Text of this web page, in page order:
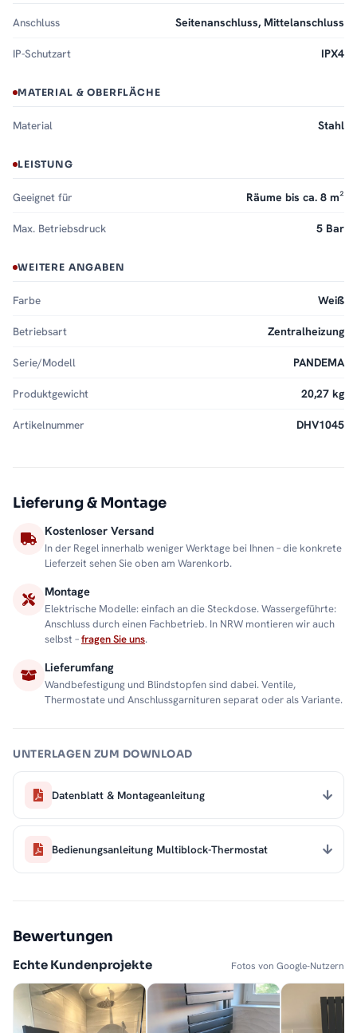
Anschluss Seitenanschluss, Mittelanschluss
IP-Schutzart IPX4
MATERIAL & OBERFLÄCHE
Material Stahl
LEISTUNG
Geeignet für Räume bis ca. 8 m²
Max. Betriebsdruck 5 Bar
WEITERE ANGABEN
Farbe Weiß
Betriebsart Zentralheizung
Serie/Modell PANDEMA
Produktgewicht 20,27 kg
Artikelnummer DHV1045
Lieferung & Montage
Kostenloser Versand
In der Regel innerhalb weniger Werktage bei Ihnen – die konkrete
Lieferzeit sehen Sie oben am Warenkorb.
Montage
Elektrische Modelle: einfach an die Steckdose. Wassergeführte:
Anschluss durch einen Fachbetrieb. In NRW montieren wir auch
selbst –fragen Sie uns.
Lieferumfang
Wandbefestigung und Blindstopfen sind dabei. Ventile,
Thermostate und Anschlussgarnituren separat oder als Variante.
UNTERLAGEN ZUM DOWNLOAD
Datenblatt & Montageanleitung
Bedienungsanleitung Multiblock-Thermostat
Bewertungen
Echte Kundenprojekte Fotos von Google-Nutzern